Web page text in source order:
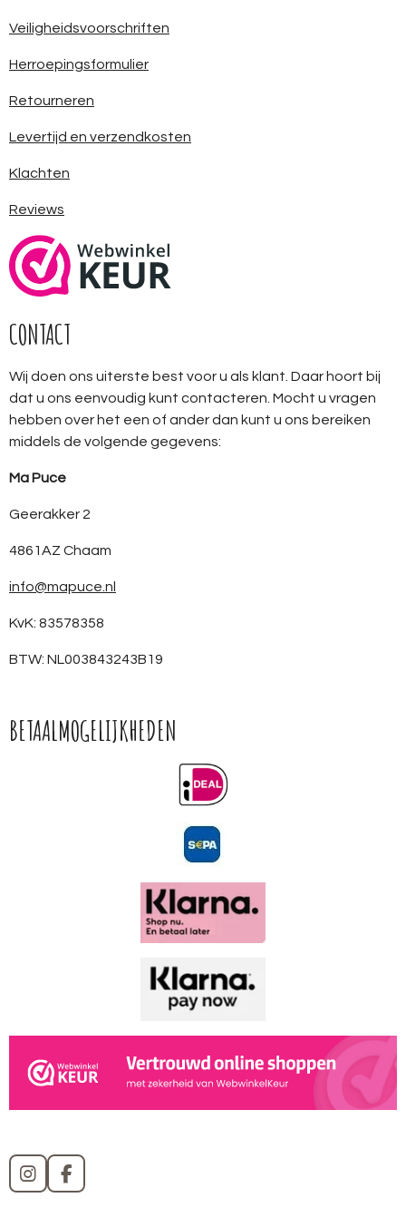
Veiligheidsvoorschriften
Herroepingsformulier
Retourneren
Levertijd en verzendkosten
Klachten
Reviews
CONTACT
Wij doen ons uiterste best voor u als klant. Daar hoort bij
dat u ons eenvoudig kunt contacteren. Mocht u vragen
hebben over het een of ander dan kunt u ons bereiken
middels de volgende gegevens:
Ma Puce
Geerakker 2
4861AZ Chaam
info@mapuce.nl
KvK: 83578358
BTW: NL003843243B19
BETAALMOGELIJKHEDEN
I
n
F
a